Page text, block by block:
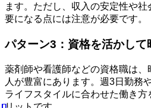
ます。ただし、収入の安定性や
要になる点には注意が必要です。
パターン3：資格を活かして
薬剤師や看護師などの資格職は
人が豊富にあります。週3日勤務
ライフスタイルに合わせた働き方